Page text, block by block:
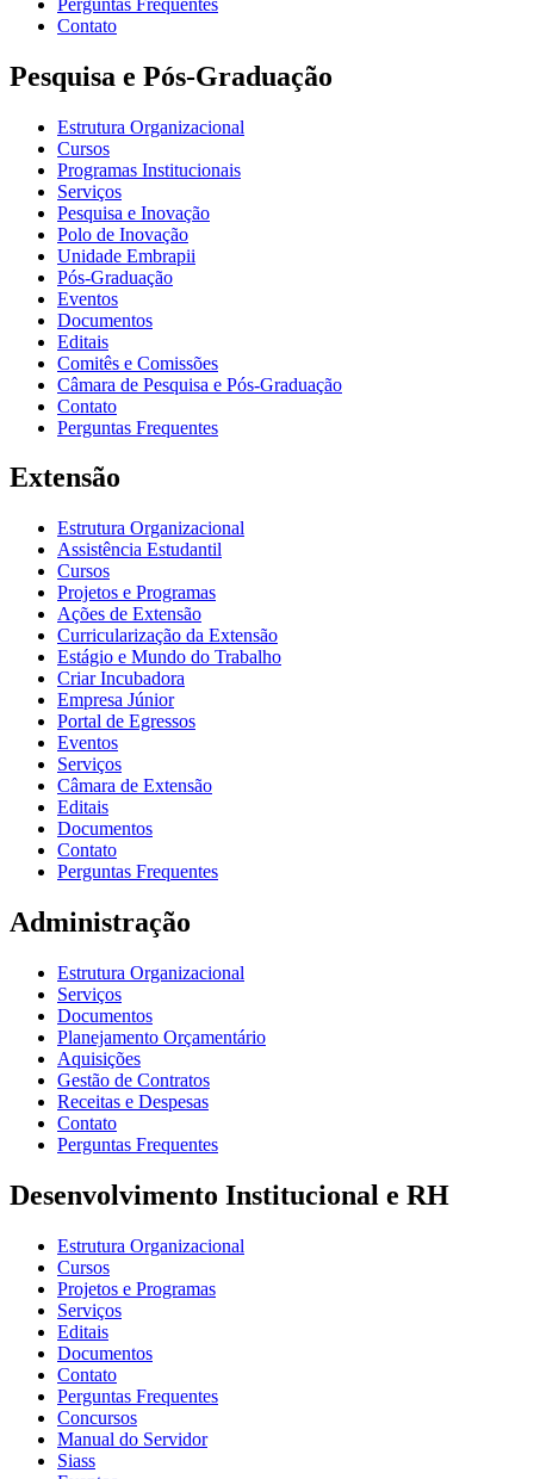
Contato
Pesquisa e Pós-Graduação
Estrutura Organizacional
Cursos
Programas Institucionais
Serviços
Pesquisa e Inovação
Polo de Inovação
Unidade Embrapii
Pós-Graduação
Eventos
Documentos
Editais
Comitês e Comissões
Câmara de Pesquisa e Pós-Graduação
Contato
Perguntas Frequentes
Extensão
Estrutura Organizacional
Assistência Estudantil
Cursos
Projetos e Programas
Ações de Extensão
Curricularização da Extensão
Estágio e Mundo do Trabalho
Criar Incubadora
Empresa Júnior
Portal de Egressos
Eventos
Serviços
Câmara de Extensão
Editais
Documentos
Contato
Perguntas Frequentes
Administração
Estrutura Organizacional
Serviços
Documentos
Planejamento Orçamentário
Aquisições
Gestão de Contratos
Receitas e Despesas
Contato
Perguntas Frequentes
Desenvolvimento Institucional e RH
Estrutura Organizacional
Cursos
Projetos e Programas
Serviços
Editais
Documentos
Contato
Perguntas Frequentes
Concursos
Manual do Servidor
Siass